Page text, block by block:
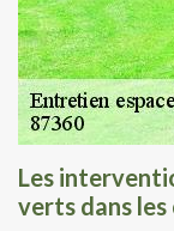
Les
verts dans